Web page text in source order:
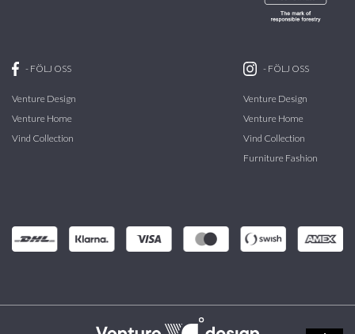
- FÖLJ OSS
Venture Design
Venture Home
Vind Collection
- FÖLJ OSS
Venture Design
Venture Home
Vind Collection
Furniture Fashion